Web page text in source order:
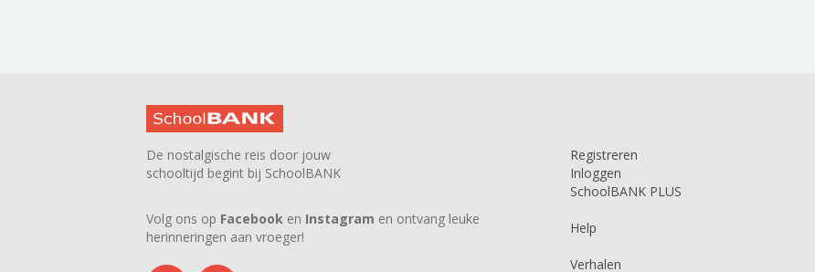
De nostalgische reis door jouw
schooltijd begint bij SchoolBANK
Volg ons op Facebook en Instagram en ontvang leuke
herinneringen aan vroeger!
Registreren
Inloggen
SchoolBANK PLUS
Help
Verhalen